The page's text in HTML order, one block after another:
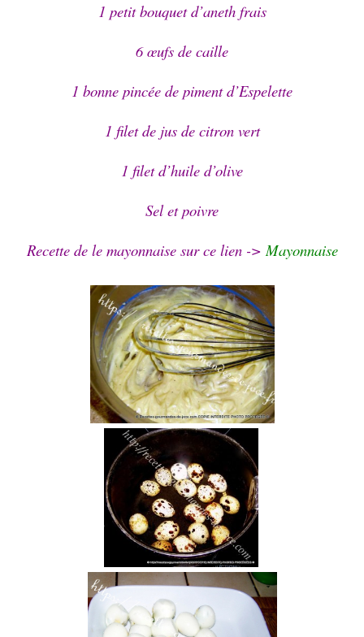
1 petit bouquet d’aneth frais
6 œufs de caille
1 bonne pincée de piment d’Espelette
1 filet de jus de citron vert
1 filet d’huile d’olive
Sel et poivre
Recette de le mayonnaise sur ce lien ->Mayonnaise